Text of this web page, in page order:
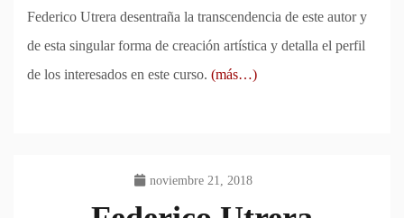
Federico Utrera desentraña la transcendencia de este autor y
de esta singular forma de creación artística y detalla el perfil
de los interesados en este curso. (más…)
noviembre 21, 2018